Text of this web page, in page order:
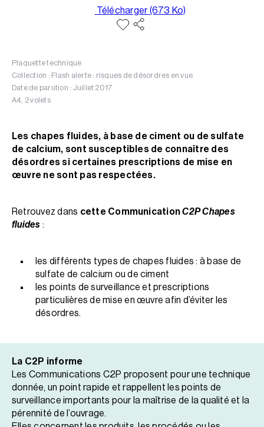
Télécharger (673 Ko)
Plaquette technique
Collection : Flash alerte : risques de désordres en vue
Date de parution : Juillet 2017
A4, 2 volets
Les chapes fluides, à base de ciment ou de sulfate
de calcium, sont susceptibles de connaître des
désordres si certaines prescriptions de mise en
œuvre ne sont pas respectées.
Retrouvez dans cette CommunicationC2P Chapes
fluides :
les différents types de chapes fluides : à base de
sulfate de calcium ou de ciment
les points de surveillance et prescriptions
particulières de mise en œuvre afin d’éviter les
désordres.
La C2P informe
Les Communications C2P proposent pour une technique
donnée, un point rapide et rappellent les points de
surveillance importants pour la maîtrise de la qualité et la
pérennité de l’ouvrage.